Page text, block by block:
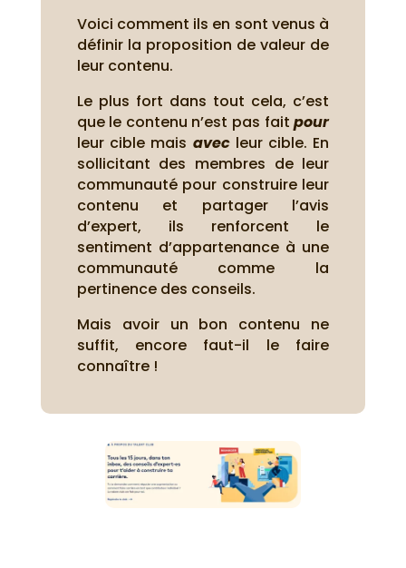
Voici comment ils en sont venus à
définir la proposition de valeur de
leur contenu.
Le plus fort dans tout cela, c’est
que le contenu n’est pas faitpour
leur cible mais avecleur cible. En
sollicitant des membres de leur
communauté pour construire leur
contenu et partager l’avis
d’expert, ils renforcent le
sentiment d’appartenance à une
communauté comme la
pertinence des conseils.
Mais avoir un bon contenu ne
suffit, encore faut-il le faire
connaître !